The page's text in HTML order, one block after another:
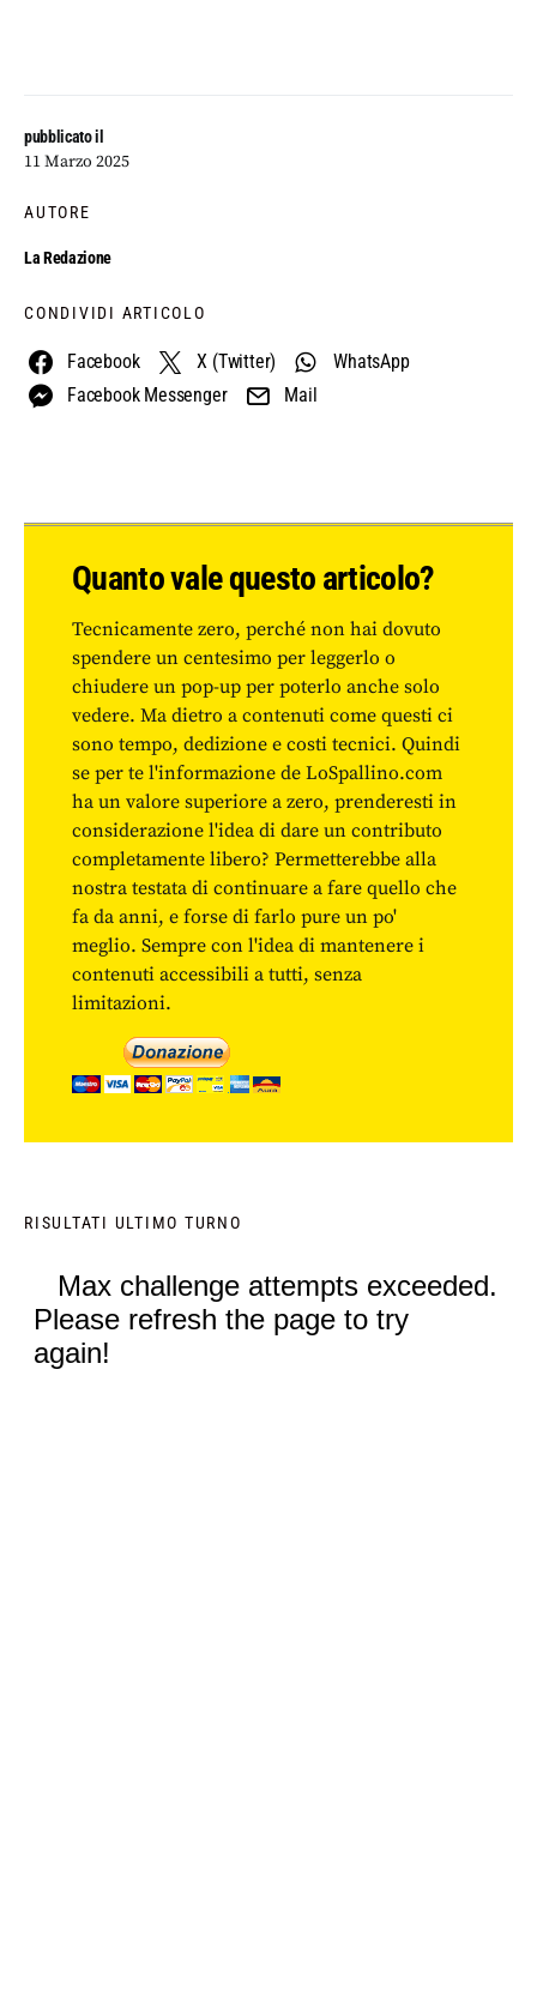
pubblicato il
11 Marzo 2025
AUTORE
La Redazione
CONDIVIDI ARTICOLO
Facebook X (Twitter)
WhatsApp
Facebook Messenger
Mail
Quanto vale questo articolo?
Tecnicamente zero, perché non hai dovuto
spendere un centesimo per leggerlo o
chiudere un pop-up per poterlo anche solo
vedere. Ma dietro a contenuti come questi ci
sono tempo, dedizione e costi tecnici. Quindi
se per te l'informazione de LoSpallino.com
ha un valore superiore a zero, prenderesti in
considerazione l'idea di dare un contributo
completamente libero? Permetterebbe alla
nostra testata di continuare a fare quello che
fa da anni, e forse di farlo pure un po'
meglio. Sempre con l'idea di mantenere i
contenuti accessibili a tutti, senza
limitazioni.
RISULTATI ULTIMO TURNO